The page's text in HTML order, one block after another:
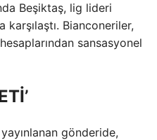
Beşiktaş, lig lideri
Bianconeriler,
sansasyonel
yayınlanan gönderide,